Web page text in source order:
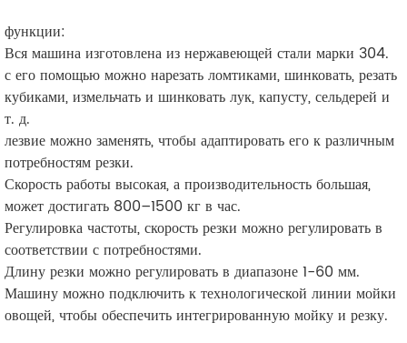
функции:
Вся машина изготовлена из нержавеющей стали марки 304.
с его помощью можно нарезать ломтиками, шинковать, резать
кубиками, измельчать и шинковать лук, капусту, сельдерей и
т. д.
лезвие можно заменять, чтобы адаптировать его к различным
потребностям резки.
Скорость работы высокая, а производительность большая,
может достигать 800–1500 кг в час.
Регулировка частоты, скорость резки можно регулировать в
соответствии с потребностями.
Длину резки можно регулировать в диапазоне 1-60 мм.
Машину можно подключить к технологической линии мойки
овощей, чтобы обеспечить интегрированную мойку и резку.